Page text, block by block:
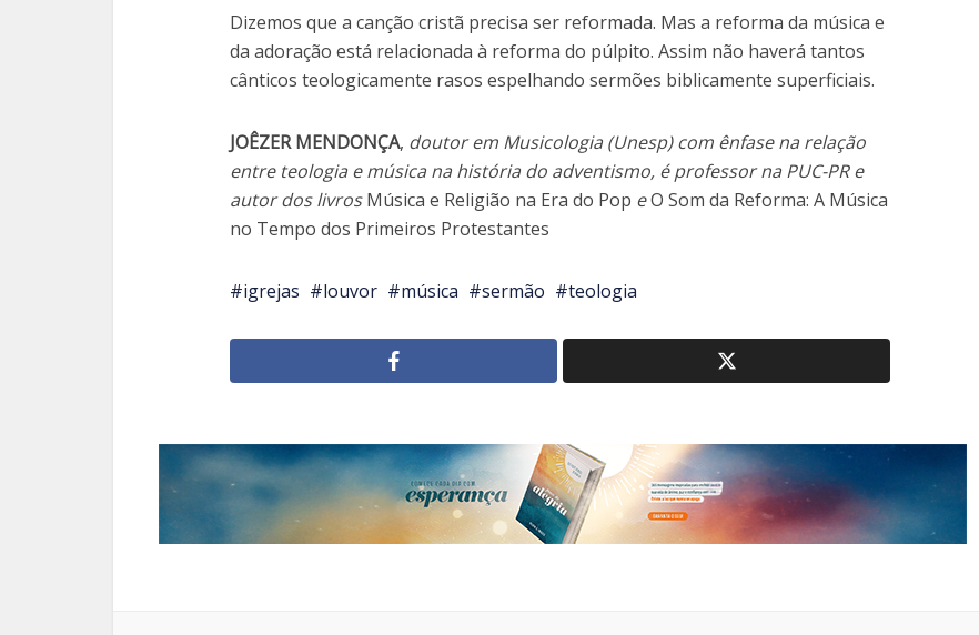
Dizemos que a canção cristã precisa ser reformada. Mas a reforma da música e
da adoração está relacionada à reforma do púlpito. Assim não haverá tantos
cânticos teologicamente rasos espelhando sermões biblicamente superficiais.
JOÊZER MENDONÇA, doutor em Musicologia (Unesp) com ênfase na relação
entre teologia e música na história do adventismo, é professor na PUC-PR e
autor dos livrosMúsica e Religião na Era do Pop eO Som da Reforma: A Música
no Tempo dos Primeiros Protestantes
igrejas louvor música sermão teologia